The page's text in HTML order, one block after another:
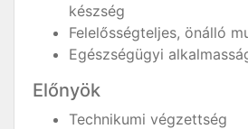
készség
Felelősségteljes, önálló
Egészségügyi
Előnyök
Technikumi végzettség